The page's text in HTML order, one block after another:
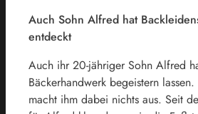
Auch Sohn Alfred hat
entdeckt
Auch ihr 20-jähriger Sohn Alfred
Bäckerhandwerk begeistern
macht ihm dabei nichts aus. Seit